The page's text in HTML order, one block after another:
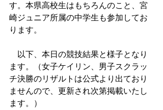
す。本県高校生はもちろんのこと、宮
崎ジュニア所属の中学生も参加してお
ります。
以下、本日の競技結果と様子となり
ます。（女子ケイリン、男子スクラッ
チ決勝のリザルトは公式より出ており
ませんので、更新され次第掲載いたし
ます。）